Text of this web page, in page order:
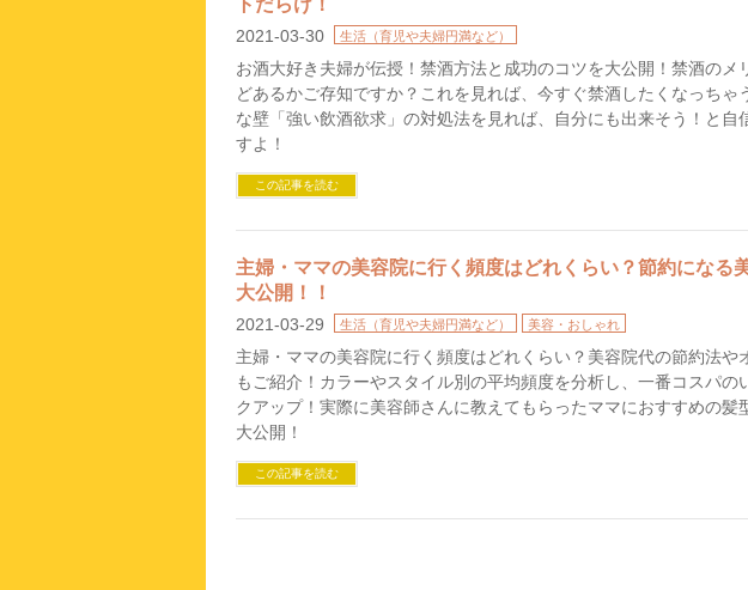
トだらけ！
2021-03-30 生活（育児や夫婦円満など）
お酒大好き夫婦が伝授！禁酒方法と成功のコツを大公開！禁酒のメ
どあるかご存知ですか？これを見れば、今すぐ禁酒したくなっちゃ
な壁「強い飲酒欲求」の対処法を見れば、自分にも出来そう！と自
すよ！
この記事を読む
主婦・ママの美容院に行く頻度はどれくらい？節約になる
大公開！！
2021-03-29 生活（育児や夫婦円満など） 美容・おしゃれ
主婦・ママの美容院に行く頻度はどれくらい？美容院代の節約法や
もご紹介！カラーやスタイル別の平均頻度を分析し、一番コスパの
クアップ！実際に美容師さんに教えてもらったママにおすすめの髪
大公開！
この記事を読む